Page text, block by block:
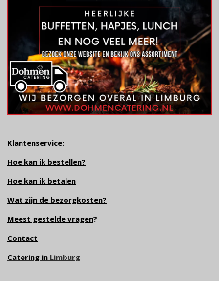
Klantenservice:
Hoe kan ik bestellen?
Hoe kan ik betalen
Wat zijn de bezorgkosten?
Meest gestelde vragen?
Contact
Catering in Limburg